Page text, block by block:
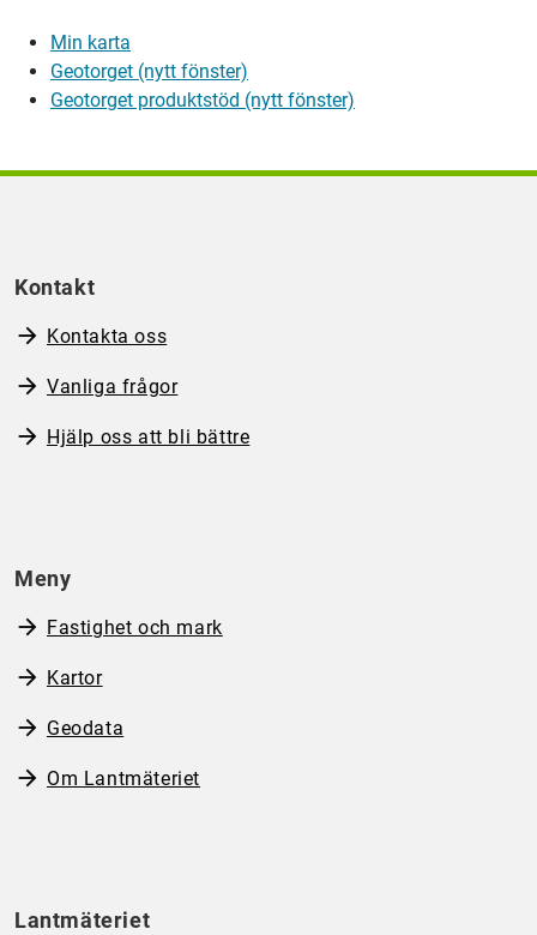
Min karta
Geotorget (nytt fönster)
Geotorget produktstöd (nytt fönster)
Kontakt
Kontakta oss
Vanliga frågor
Hjälp oss att bli bättre
Meny
Fastighet och mark
Kartor
Geodata
Om Lantmäteriet
Lantmäteriet